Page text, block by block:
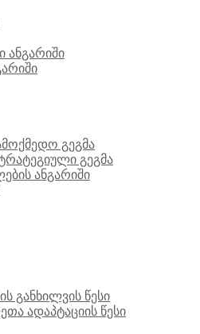
გეგმა
გეგმა
ანგარიში
განხილვის წესი
ადაპტაციის წესი